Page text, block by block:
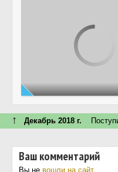
↑ Декабрь 2018 г.
Ваш комментарий
Вы не вошли на сайт.